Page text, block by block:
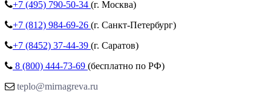
+7 (495) 790-50-34 (г. Москва)
+7 (812) 984-69-26 (г. Санкт-Петербург)
+7 (8452) 37-44-39 (г. Саратов)
8 (800) 444-73-69 (бесплатно по РФ)
teplo@mirnagreva.ru